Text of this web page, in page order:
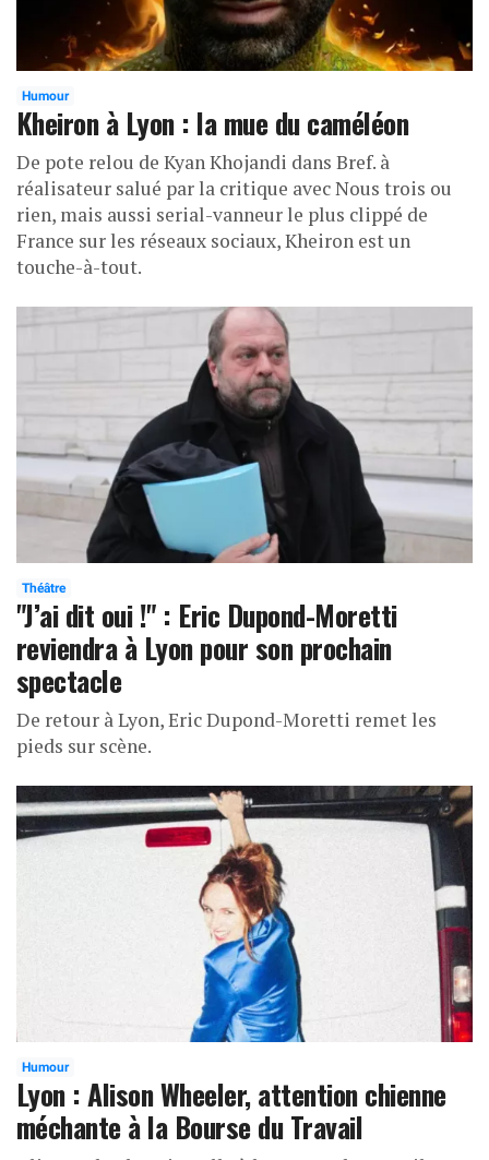
Humour
Kheiron à Lyon : la mue du caméléon
De pote relou de Kyan Khojandi dans Bref. à
réalisateur salué par la critique avec Nous trois ou
rien, mais aussi serial-vanneur le plus clippé de
France sur les réseaux sociaux, Kheiron est un
touche-à-tout.
Théâtre
"J’ai dit oui !" : Eric Dupond-Moretti
reviendra à Lyon pour son prochain
spectacle
De retour à Lyon, Eric Dupond-Moretti remet les
pieds sur scène.
Humour
Lyon : Alison Wheeler, attention chienne
méchante à la Bourse du Travail